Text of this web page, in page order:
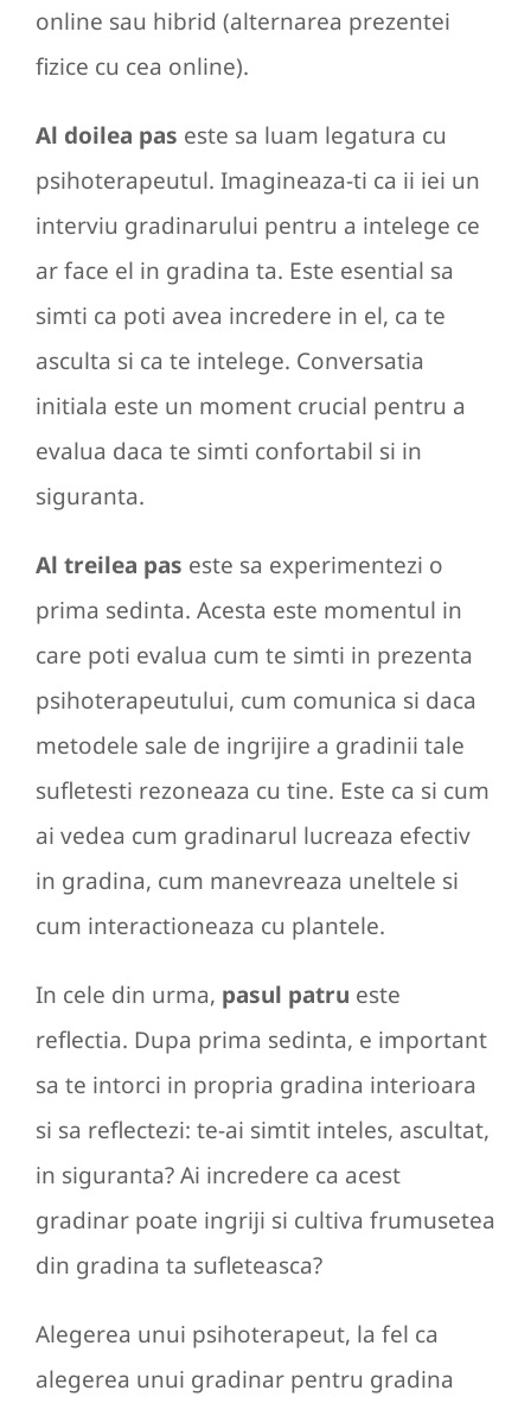
online sau hibrid (alternarea prezentei
fizice cu cea online).
Al doilea pas este sa luam legatura cu
psihoterapeutul. Imagineaza-ti ca ii iei un
interviu gradinarului pentru a intelege ce
ar face el in gradina ta. Este esential sa
simti ca poti avea incredere in el, ca te
asculta si ca te intelege. Conversatia
initiala este un moment crucial pentru a
evalua daca te simti confortabil si in
siguranta.
Al treilea pas este sa experimentezi o
prima sedinta. Acesta este momentul in
care poti evalua cum te simti in prezenta
psihoterapeutului, cum comunica si daca
metodele sale de ingrijire a gradinii tale
sufletesti rezoneaza cu tine. Este ca si cum
ai vedea cum gradinarul lucreaza efectiv
in gradina, cum manevreaza uneltele si
cum interactioneaza cu plantele.
In cele din urma, pasul patru este
reflectia. Dupa prima sedinta, e important
sa te intorci in propria gradina interioara
si sa reflectezi: te-ai simtit inteles, ascultat,
in siguranta? Ai incredere ca acest
gradinar poate ingriji si cultiva frumusetea
din gradina ta sufleteasca?
Alegerea unui psihoterapeut, la fel ca
alegerea unui gradinar pentru gradina